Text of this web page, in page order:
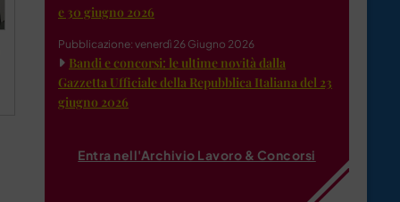
e 30 giugno 2026
Pubblicazione: venerdì 26 Giugno 2026
Bandi e concorsi: le ultime novità dalla
Gazzetta Ufficiale della Repubblica Italiana del 23
giugno 2026
Entra nell'Archivio Lavoro & Concorsi